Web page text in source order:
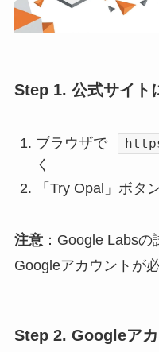
Step 1. 公式サイト
ブラウザで
く
「Try Opal」ボタ
注意：Google Labsの
Googleアカウントが必
Step 2. Googleア